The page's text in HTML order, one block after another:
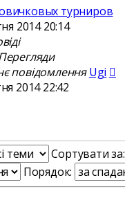
турниров
2014 20:14
повідомленняUgi
2014 22:42
Сортувати за:
Порядок: